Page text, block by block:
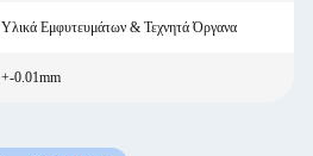
Υλικά Εμφυτευμάτων & Τεχνητά Όργανα
+-0.01mm